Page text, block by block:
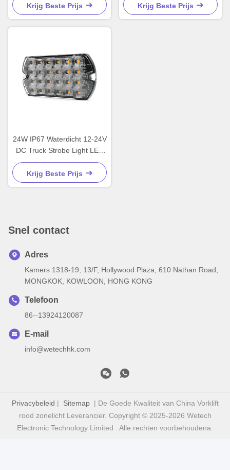
Voertuigwaarschuwing
Krijg Beste Prijs
Noodwaarschuwing in
Vrachtwagens
Krijg Beste Prijs
24W IP67 Waterdicht 12-24V
DC Truck Strobe Light LED
Waarschuwingslicht voor
noodvoertuigen
Krijg Beste Prijs
Snel contact
Adres
Kamers 1318-19, 13/F, Hollywood Plaza, 610 Nathan Road,
MONGKOK, KOWLOON, HONG KONG
Telefoon
86--13924120087
E-mail
info@wetechhk.com
Privacybeleid | Sitemap| De Goede Kwaliteit van China Vorklift
rood zonelicht Leverancier. Copyright © 2025-2026 Wetech
Electronic Technology Limited . Alle rechten voorbehoudena.